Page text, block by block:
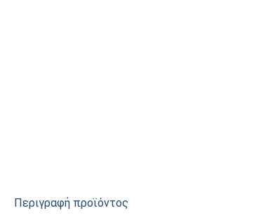
Περιγραφή προϊόντος